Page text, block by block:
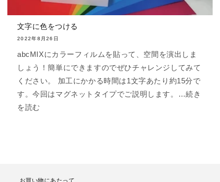
文字に色をつける
2022年8月26日
abcMIXにカラーフィルムを貼って、空間を演出しま
しょう！簡単にできますのでぜひチャレンジしてみて
ください。 加工にかかる時間は1文字あたり約15分で
す。今回はマグネットタイプでご説明します。…続き
を読む
お買い物にあたって